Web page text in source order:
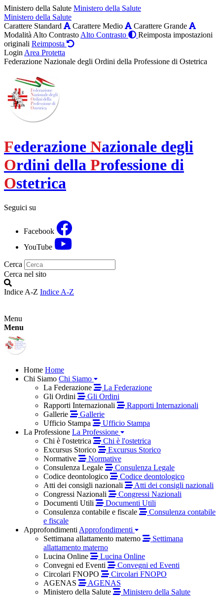
Ministero della Salute Ministero della Salute
Ministero della Salute
Carattere Standard
Carattere Medio
Carattere Grande
Modalità Alto Contrasto Alto Contrasto
Reimposta impostazioni
originali Reimposta
Login Area Protetta
Federazione Nazionale degli Ordini della Professione di Ostetrica
Federazione Nazionale degli
Ordini della Professione di
Ostetrica
Seguici su
Facebook
YouTube
Cerca
Cerca nel sito
Indice A-Z Indice A-Z
Menu
Menu
Home Home
Chi Siamo Chi Siamo
La Federazione
La Federazione
Gli Ordini
Gli Ordini
Rapporti Internazionali
Rapporti Internazionali
Gallerie
Gallerie
Ufficio Stampa
Ufficio Stampa
La Professione La Professione
Chi è l'ostetrica
Chi è l'ostetrica
Excursus Storico
Excursus Storico
Normative
Normative
Consulenza Legale
Consulenza Legale
Codice deontologico
Codice deontologico
Atti dei consigli nazionali
Atti dei consigli nazionali
Congressi Nazionali
Congressi Nazionali
Documenti Utili
Documenti Utili
Consulenza contabile e fiscale
Consulenza contabile
e fiscale
Approfondimenti Approfondimenti
Settimana allattamento materno
Settimana
allattamento materno
Lucina Online
Lucina Online
Convegni ed Eventi
Convegni ed Eventi
Circolari FNOPO
Circolari FNOPO
AGENAS
AGENAS
Ministero della Salute
Ministero della Salute